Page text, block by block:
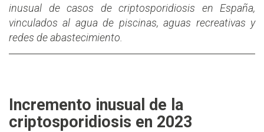
inusual de casos de criptosporidiosis en España,
vinculados al agua de piscinas, aguas recreativas y
redes de abastecimiento.
Incremento inusual de la
criptosporidiosis en 2023